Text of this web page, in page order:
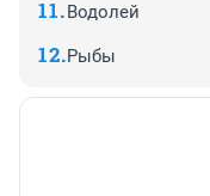
Водолей
Рыбы